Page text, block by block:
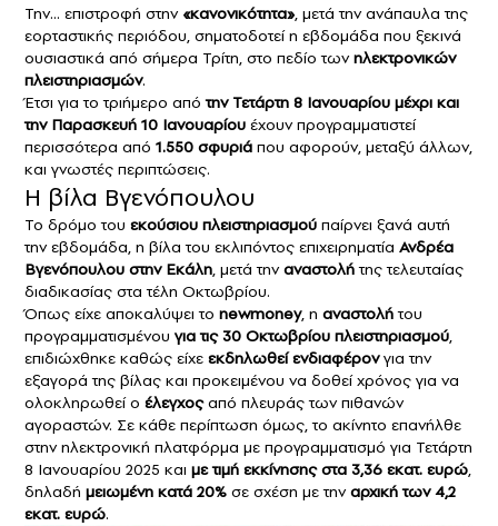
Την… επιστροφή στην «κανονικότητα», μετά την ανάπαυλα της
εορταστικής περιόδου, σηματοδοτεί η εβδομάδα που ξεκινά
ουσιαστικά από σήμερα Τρίτη, στο πεδίο τωνηλεκτρονικών
πλειστηριασμών.
Έτσι για το τριήμερο απότην Τετάρτη 8 Ιανουαρίου μέχρι και
την Παρασκευή 10 Ιανουαρίου έχουν προγραμματιστεί
περισσότερα από 1.550 σφυριά που αφορούν, μεταξύ άλλων,
και γνωστές περιπτώσεις.
Η βίλα Βγενόπουλου
Το δρόμο του εκούσιου πλειστηριασμού παίρνει ξανά αυτή
την εβδομάδα, η βίλα του εκλιπόντος επιχειρηματία Ανδρέα
Βγενόπουλου στην Εκάλη, μετά τηναναστολήτης τελευταίας
διαδικασίας στα τέλη Οκτωβρίου.
Όπως είχε αποκαλύψει το newmoney, η αναστολήτου
προγραμματισμένου για τις 30 Οκτωβρίου πλειστηριασμού,
επιδιώχθηκε καθώς είχε εκδηλωθεί ενδιαφέρονγια την
εξαγορά της βίλας και προκειμένου να δοθεί χρόνος για να
ολοκληρωθεί ο έλεγχοςαπό πλευράς των πιθανών
αγοραστών. Σε κάθε περίπτωση όμως, το ακίνητο επανήλθε
στην ηλεκτρονική πλατφόρμα με προγραμματισμό για Τετάρτη
8 Ιανουαρίου 2025 και με τιμή εκκίνησης στα 3,36 εκατ. ευρώ,
δηλαδή μειωμένη κατά 20% σε σχέση με τηναρχική των 4,2
εκατ. ευρώ.